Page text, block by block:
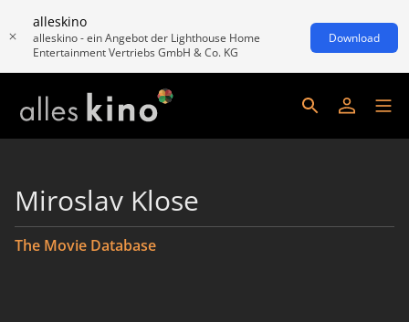
alleskino
alleskino - ein Angebot der Lighthouse Home
Entertainment Vertriebs GmbH & Co. KG
Download
Miroslav Klose
The Movie Database